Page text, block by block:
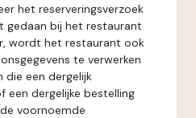
het reserveringsverzoek
gedaan bij het restaurant
wordt het restaurant ook
te verwerken
een dergelijk
een dergelijke bestelling
voornoemde